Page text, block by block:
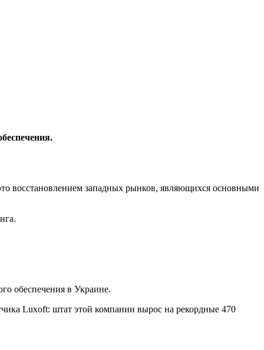
восстановлением западных рынков, являющихся основными
обеспечения в Украине.
Luxoft: штат этой компании вырос на рекордные 470